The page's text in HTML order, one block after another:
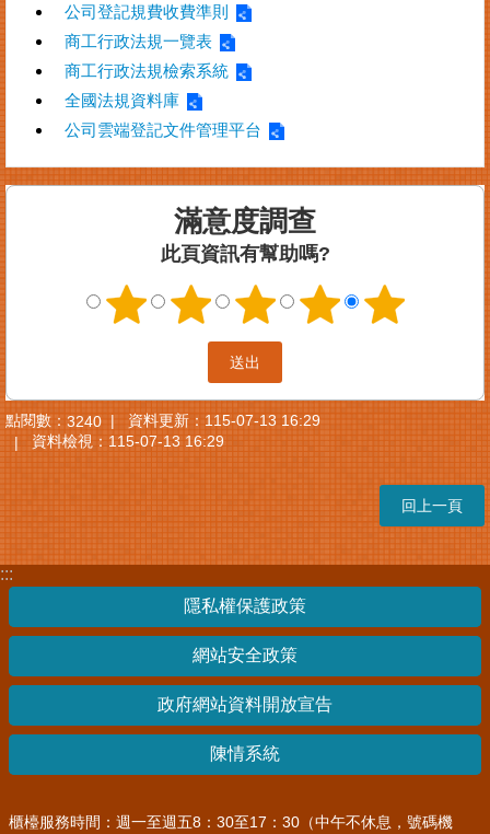
公司登記規費收費準則
商工行政法規一覽表
商工行政法規檢索系統
全國法規資料庫
公司雲端登記文件管理平台
滿意度調查
此頁資訊有幫助嗎?
點閱數： 3240 資料更新： 115-07-13 16:29
資料檢視：115-07-13 16:29
回上一頁
:::
隱私權保護政策
網站安全政策
政府網站資料開放宣告
陳情系統
櫃檯服務時間：週一至週五8：30至17：30（中午不休息，號碼機